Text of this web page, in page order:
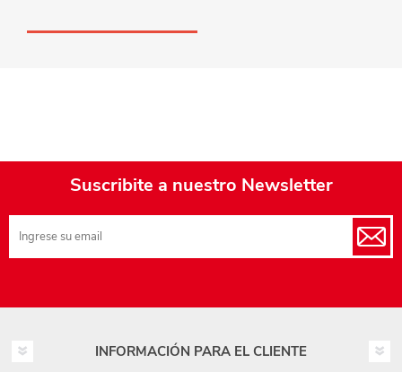
Suscribite a nuestro Newsletter
INFORMACIÓN PARA EL CLIENTE